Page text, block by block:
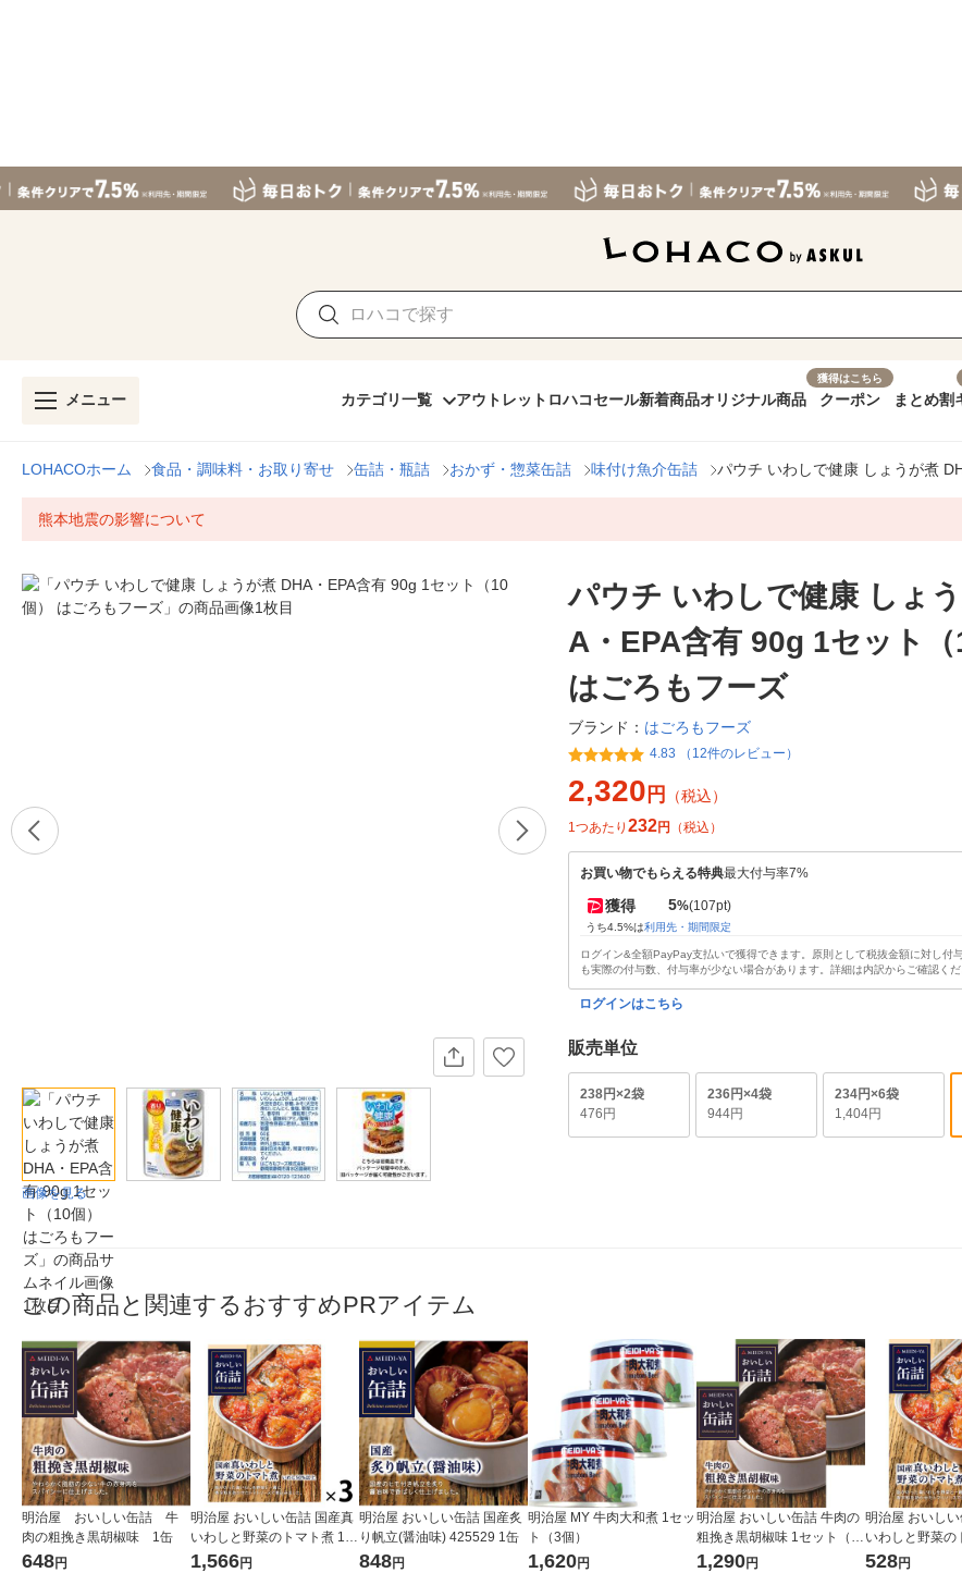
メニュー カテゴリ一覧 アウトレット ロハコセール新着商品オリジナル商品
獲得はこちら
クーポン まとめ割
LOHACOホーム 食品・調味料・お取り寄せ 缶詰・瓶詰 おかず・惣菜缶詰 味付け魚介缶詰 パウチ いわしで健康 しょうが煮
熊本地震の影響について
画像を見る
パウチ いわしで健康 しょ
A・EPA含有 90g 1セット（
はごろもフーズ
ブランド： はごろもフーズ
4.83 （12件のレビュー）
2,320 円 （税込）
1つあたり 232円 （税込）
お買い物でもらえる特典最大付与率7%
獲得 5%(107pt)
うち4.5%は利用先・期間限定
ログイン&全額PayPay支払いで獲得できます。原則として税抜金額に対し付
も実際の付与数、付与率が少ない場合があります。詳細は内訳からご確認くだ
ログインはこちら
販売単位
238円×2袋
476円
236円×4袋
944円
234円×6袋
1,404円
この商品と関連するおすすめPRアイテム
明治屋 おいしい缶詰 牛
肉の粗挽き黒胡椒味 1缶
648円
明治屋 おいしい缶詰 国産真
いわしと野菜のトマト煮 1セ
ット（3缶）
1,566円
明治屋 おいしい缶詰 国産炙
り帆立(醤油味) 425529 1缶
848円
明治屋 MY 牛肉大和煮 1セッ
ト（3個）
1,620円
明治屋 おいしい缶詰 牛肉の
粗挽き黒胡椒味 1セット（2
缶）
1,290円
明治屋 おいし
いわしと野菜の
528円